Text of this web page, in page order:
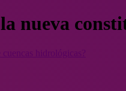
nueva
hidrológicas?